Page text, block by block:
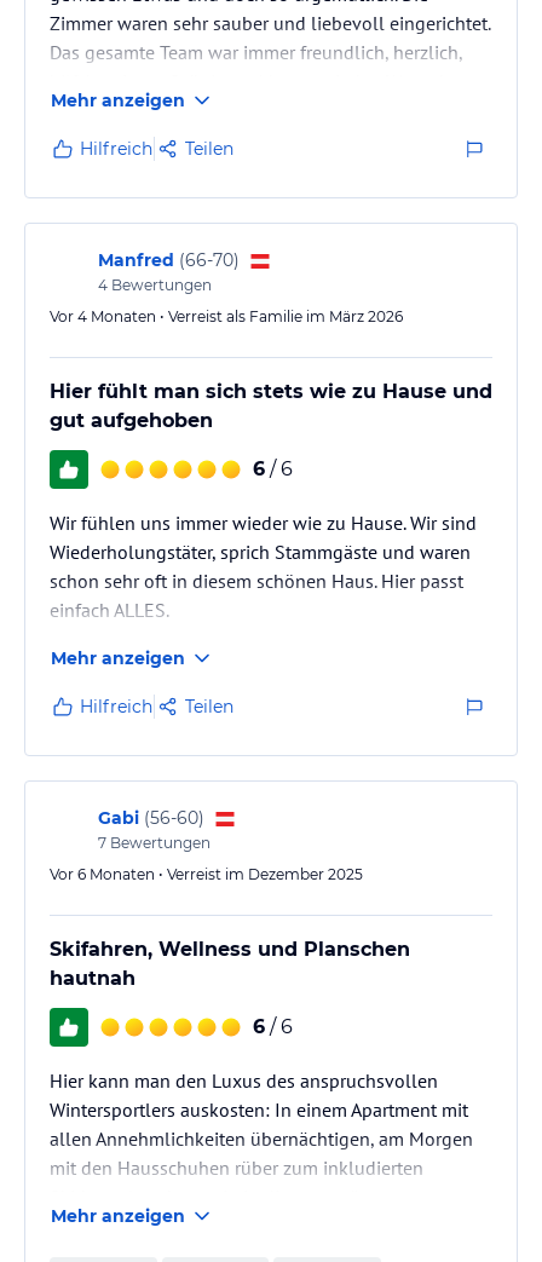
Zimmer waren sehr sauber und liebevoll eingerichtet.
Das gesamte Team war immer freundlich, herzlich,
quasi von den Augen abgelesen. Sehr gern haben wir
den Wellnessbereich genutzt. Wir haben den
Aufenthalt von der ersten Minute sehr genossen und
kommen gern wieder.
Mehr anzeigen
Hilfreich Teilen
Manfred (66-70)
4 Bewertungen
Vor 4 Monaten • Verreist als Familie im März 2026
Hier fühlt man sich stets wie zu Hause und
gut aufgehoben
6 / 6
Wir fühlen uns immer wieder wie zu Hause. Wir sind
Wiederholungstäter, sprich Stammgäste und waren
schon sehr oft in diesem schönen Haus. Hier passt
einfach ALLES.
Mehr anzeigen
Hilfreich Teilen
Gabi (56-60)
7 Bewertungen
Vor 6 Monaten • Verreist im Dezember 2025
Skifahren, Wellness und Planschen
hautnah
6 / 6
Hier kann man den Luxus des anspruchsvollen
Wintersportlers auskosten: In einem Apartment mit
allen Annehmlichkeiten übernächtigen, am Morgen
mit den Hausschuhen rüber zum inkludierten
Skischuhe und rauf auf den Berg mit der Gondel
Mehr anzeigen